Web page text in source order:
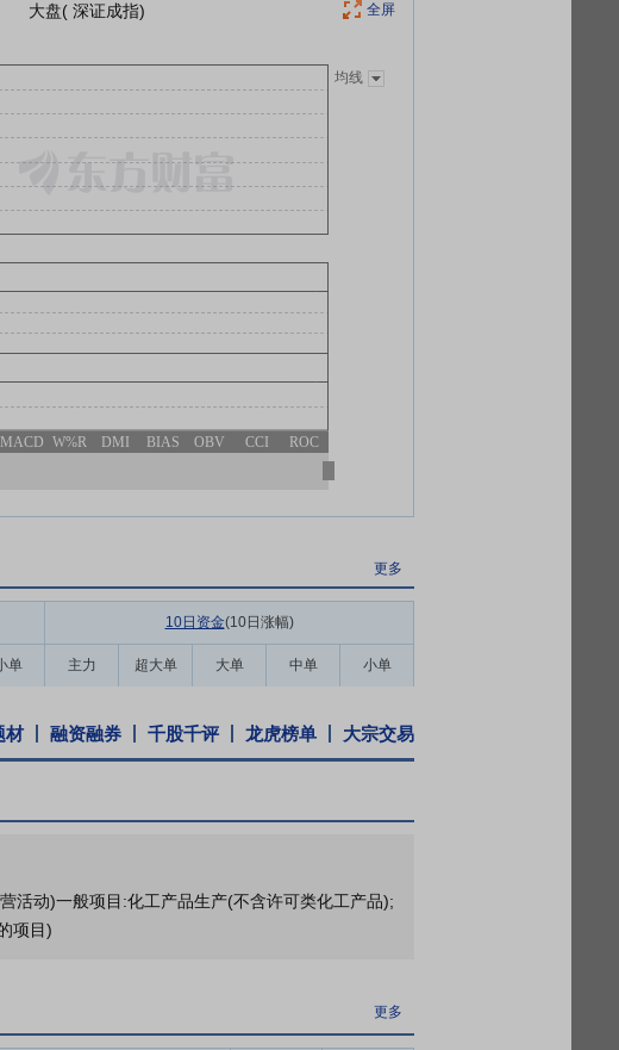
大盘( 深证成指) 全屏
均线
MACD W%R DMI BIAS OBV CCI ROC
更多
10日资金(10日涨幅)
单 主力 超大单 大单 中单 小单
材 融资融券 千股千评 龙虎榜单 大宗交易
活动)一般项目:化工产品生产(不含许可类化工产品);
项目)
入占到公司主营业务收入 99.99%以上,是公司的核
不断提高,老龄化加剧,人身险行业将迎来新的发展阶
更多